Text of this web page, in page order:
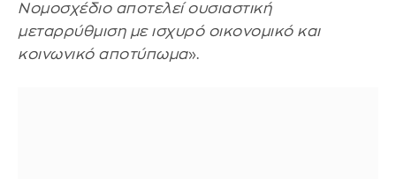
Νομοσχέδιο αποτελεί ουσιαστική
μεταρρύθμιση με ισχυρό οικονομικό και
κοινωνικό αποτύπωμα».